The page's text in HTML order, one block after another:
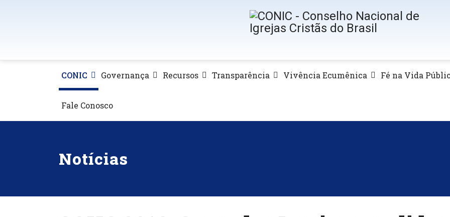
CONIC Governança Recursos Transparência Vivência Ecumênica Fé na Vida
Fale Conosco
Notícias